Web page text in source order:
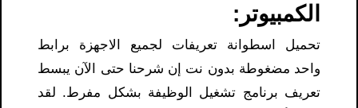
الكمبيوتر:
تحميل اسطوانة تعريفات لجميع الاجهزة برابط
واحد مضغوطة بدون نت إن شرحنا حتى الآن يبسط
تعريف برنامج تشغيل الوظيفة بشكل مفرط. لقد